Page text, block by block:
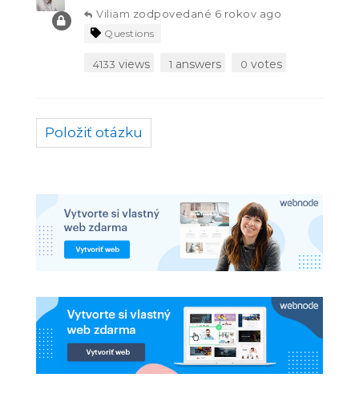
Viliam zodpovedané 6 rokov ago
Questions
4133 views 1 answers 0 votes
Položiť otázku